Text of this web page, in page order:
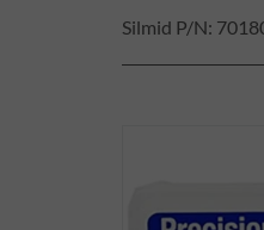
Silmid P/N: